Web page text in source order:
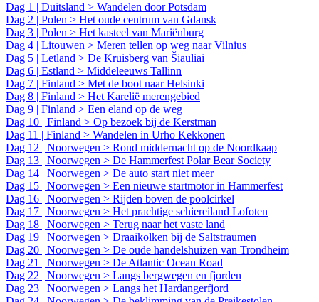
Dag 1 | Duitsland > Wandelen door Potsdam
Dag 2 | Polen > Het oude centrum van Gdansk
Dag 3 | Polen > Het kasteel van Mariënburg
Dag 4 | Litouwen > Meren tellen op weg naar Vilnius
Dag 5 | Letland > De Kruisberg van Šiauliai
Dag 6 | Estland > Middeleeuws Tallinn
Dag 7 | Finland > Met de boot naar Helsinki
Dag 8 | Finland > Het Karelië merengebied
Dag 9 | Finland > Een eland op de weg
Dag 10 | Finland > Op bezoek bij de Kerstman
Dag 11 | Finland > Wandelen in Urho Kekkonen
Dag 12 | Noorwegen > Rond middernacht op de Noordkaap
Dag 13 | Noorwegen > De Hammerfest Polar Bear Society
Dag 14 | Noorwegen > De auto start niet meer
Dag 15 | Noorwegen > Een nieuwe startmotor in Hammerfest
Dag 16 | Noorwegen > Rijden boven de poolcirkel
Dag 17 | Noorwegen > Het prachtige schiereiland Lofoten
Dag 18 | Noorwegen > Terug naar het vaste land
Dag 19 | Noorwegen > Draaikolken bij de Saltstraumen
Dag 20 | Noorwegen > De oude handelshuizen van Trondheim
Dag 21 | Noorwegen > De Atlantic Ocean Road
Dag 22 | Noorwegen > Langs bergwegen en fjorden
Dag 23 | Noorwegen > Langs het Hardangerfjord